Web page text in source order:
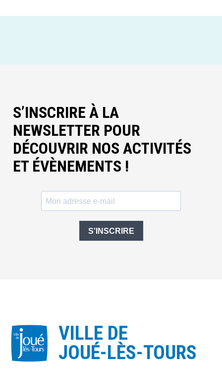
S’INSCRIRE À LA
NEWSLETTER POUR
DÉCOUVRIR NOS ACTIVITÉS
ET ÉVÈNEMENTS !
S'INSCRIRE
VILLE DE
JOUÉ-LÈS-TOURS